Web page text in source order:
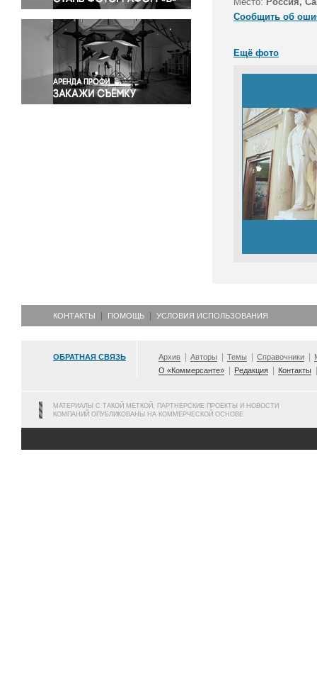
Светская жизнь
Спорт
Экология
Экономика и бизнес
Сообщить об
Ещё фото
КОНТАКТЫ ПОМОЩЬ УСЛОВИЯ ИСПОЛЬЗОВАНИЯ
ОБРАТНАЯ СВЯЗЬ Архив Авторы Темы Справочники
О «Коммерсанте»
Редакция Контакты
МАТЕРИАЛЫ С ТАКОЙ МЕТКОЙ, ПАРТНЕРСКИЕ ПРОЕКТЫ И НОВОСТИ
КОМПАНИЙ ОПУБЛИКОВАНЫ НА КОММЕРЧЕСКОЙ ОСНОВЕ